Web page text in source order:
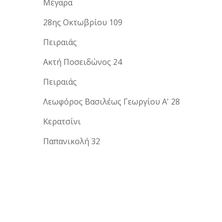
Μέγαρα
28ης Οκτωβρίου 109
Πειραιάς
Ακτή Ποσειδώνος 24
Πειραιάς
Λεωφόρος Βασιλέως Γεωργίου Α' 28
Κερατσίνι
Παπανικολή 32